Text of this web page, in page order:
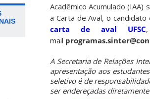
Acadêmico Acumulado
a Carta de Aval, o
carta de aval UFSC
mail
A Secretaria de Relações
apresentação aos
seletivo é de
ser endereçadas